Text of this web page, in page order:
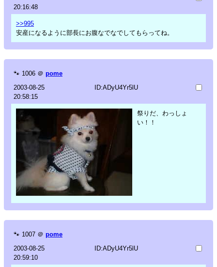
20:16:48
>>995
安産になるように部長にお腹なでなでしてもらってね。
🐾 1006 ＠ pome
2003-08-25
20:58:15
ID:ADyU4Yr5lU
祭りだ、わっしょ
い！！
🐾 1007 ＠ pome
2003-08-25
20:59:10
ID:ADyU4Yr5lU